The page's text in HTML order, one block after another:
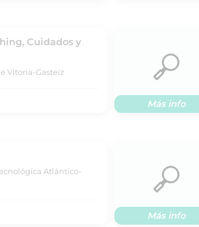
Cuidados y
Vitoria-Gasteiz
Más info
Atlántico-
Más info